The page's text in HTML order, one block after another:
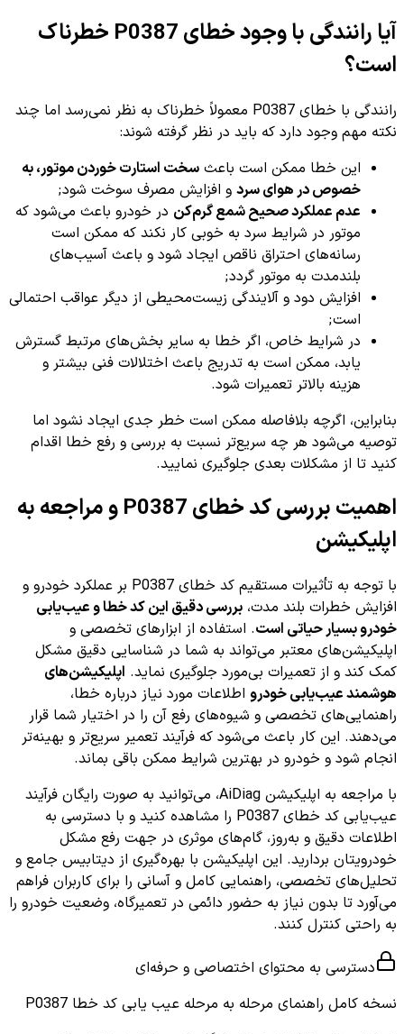
آیا رانندگی با وجود خطای P0387 خطرناک
است؟
رانندگی با خطای P0387 معمولاً خطرناک به نظر نمی‌رسد اما چند
نکته مهم وجود دارد که باید در نظر گرفته شوند:
این خطا ممکن است باعث سخت استارت خوردن موتور، به
خصوص در هوای سرد و افزایش مصرف سوخت شود;
عدم عملکرد صحیح شمع گرم‌کن در خودرو باعث می‌شود که
موتور در شرایط سرد به خوبی کار نکند که ممکن است
رسانه‌های احتراق ناقص ایجاد شود و باعث آسیب‌های
بلندمدت به موتور گردد;
افزایش دود و آلایندگی زیست‌محیطی از دیگر عواقب احتمالی
است;
در شرایط خاص، اگر خطا به سایر بخش‌های مرتبط گسترش
یابد، ممکن است به تدریج باعث اختلالات فنی بیشتر و
هزینه بالاتر تعمیرات شود.
بنابراین، اگرچه بلافاصله ممکن است خطر جدی ایجاد نشود اما
توصیه می‌شود هر چه سریع‌تر نسبت به بررسی و رفع خطا اقدام
کنید تا از مشکلات بعدی جلوگیری نمایید.
اهمیت بررسی کد خطای P0387 و مراجعه به
اپلیکیشن
با توجه به تأثیرات مستقیم کد خطای P0387 بر عملکرد خودرو و
افزایش خطرات بلند مدت، بررسی دقیق این کد خطا و عیب‌یابی
خودرو بسیار حیاتی است. استفاده از ابزارهای تخصصی و
اپلیکیشن‌های معتبر می‌تواند به شما در شناسایی دقیق مشکل
کمک کند و از تعمیرات بی‌مورد جلوگیری نماید. اپلیکیشن‌های
هوشمند عیب‌یابی خودرو اطلاعات مورد نیاز درباره خطا،
راهنمایی‌های تخصصی و شیوه‌های رفع آن را در اختیار شما قرار
می‌دهند. این کار باعث می‌شود که فرآیند تعمیر سریع‌تر و بهینه‌تر
انجام شود و خودرو در بهترین شرایط ممکن باقی بماند.
با مراجعه به اپلیکیشن AiDiag، می‌توانید به صورت رایگان فرآیند
عیب‌یابی کد خطای P0387 را مشاهده کنید و با دسترسی به
اطلاعات دقیق و به‌روز، گام‌های موثری در جهت رفع مشکل
خودرویتان بردارید. این اپلیکیشن با بهره‌گیری از دیتابیس جامع و
تحلیل‌های تخصصی، راهنمایی کامل و آسانی را برای کاربران فراهم
می‌آورد تا بدون نیاز به حضور دائمی در تعمیرگاه، وضعیت خودرو را
به راحتی کنترل کنند.
دسترسی به محتوای اختصاصی و حرفه‌ای
نسخه کامل راهنمای مرحله به مرحله عیب یابی کد خطا P0387